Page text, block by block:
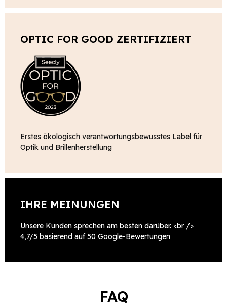
OPTIC FOR GOOD ZERTIFIZIERT
Erstes ökologisch verantwortungsbewusstes Label für
Optik und Brillenherstellung
IHRE MEINUNGEN
Unsere Kunden sprechen am besten darüber. <br />
4,7/5 basierend auf 50 Google-Bewertungen
FAQ